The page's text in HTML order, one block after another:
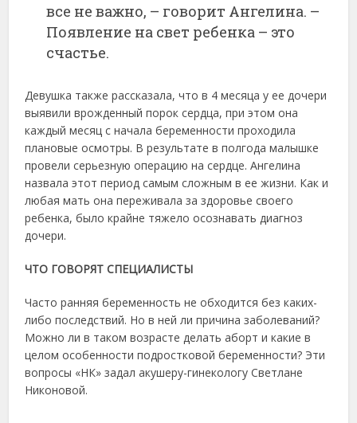
все не важно, – говорит Ангелина. –
Появление на свет ребенка – это
счастье.
Девушка также рассказала, что в 4 месяца у ее дочери
выявили врожденный порок сердца, при этом она
каждый месяц с начала беременности проходила
плановые осмотры. В результате в полгода малышке
провели серьезную операцию на сердце. Ангелина
назвала этот период самым сложным в ее жизни. Как и
любая мать она переживала за здоровье своего
ребенка, было крайне тяжело осознавать диагноз
дочери.
ЧТО ГОВОРЯТ СПЕЦИАЛИСТЫ
Часто ранняя беременность не обходится без каких-
либо последствий. Но в ней ли причина заболеваний?
Можно ли в таком возрасте делать аборт и какие в
целом особенности подростковой беременности? Эти
вопросы «НК» задал акушеру-гинекологу Светлане
Никоновой.